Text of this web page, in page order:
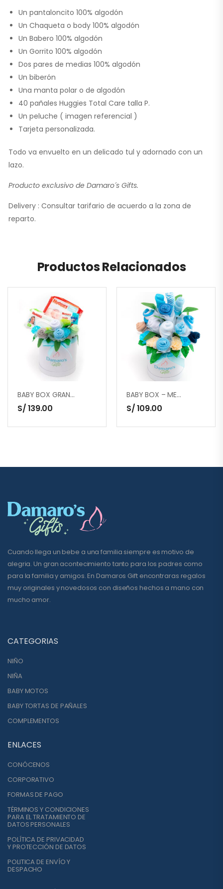
Un pantaloncito 100% algodón
Un Chaqueta o body 100% algodón
Un Babero 100% algodón
Un Gorrito 100% algodón
Dos pares de medias 100% algodón
Un biberón
Una manta polar o de algodón
40 pañales Huggies Total Care talla P.
Un peluche ( imagen referencial )
Tarjeta personalizada.
Todo va envuelto en un delicado tul y adornado con un
lazo.
Producto exclusivo de Damaro´s Gifts.
Delivery : Consultar tarifario de acuerdo a la zona de
reparto.
Productos Relacionados
BABY BOX GRANDE HUGGIES
S/139.00
BABY BOX – MEDIANO
S/109.00
Cuando llega un bebe a una familia siempre es motivo de
alegria. Un gran acontecimiento tanto para los padres como
para la familia y amigos. En Damaros Gift encontraras regalos
muy originales y novedosos con diseños hechos a mano con
mucho amor.
CATEGORIAS
NIÑO
NIÑA
BABY MOTOS
BABY TORTAS DE PAÑALES
COMPLEMENTOS
ENLACES
CONÓCENOS
CORPORATIVO
FORMAS DE PAGO
TÉRMINOS Y CONDICIONES
PARA EL TRATAMIENTO DE
DATOS PERSONALES
POLÍTICA DE PRIVACIDAD
Y PROTECCIÓN DE DATOS
POLITICA DE ENVÍO Y
DESPACHO